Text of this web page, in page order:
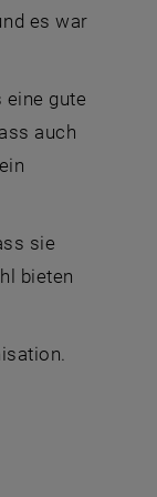
es war
eine gute
auch
sie
bieten